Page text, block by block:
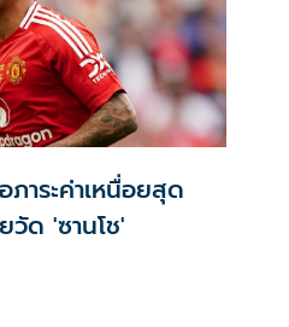
าระค่าเหนื่อยสุด
ด 'ซานโช'